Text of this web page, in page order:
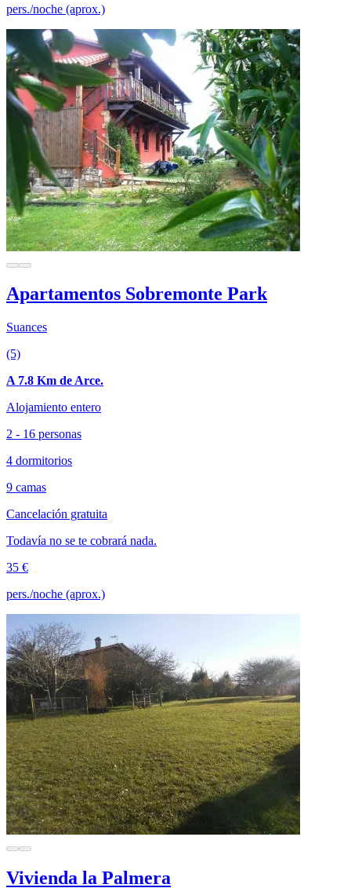
pers./noche (aprox.)
Apartamentos Sobremonte Park
Suances
(5)
A 7.8 Km de Arce.
Alojamiento entero
2 - 16 personas
4 dormitorios
9 camas
Cancelación gratuita
Todavía no se te cobrará nada.
35 €
pers./noche (aprox.)
Vivienda la Palmera